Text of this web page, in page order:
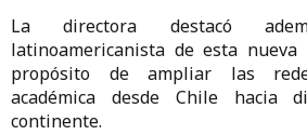
La directora destacó
latinoamericanista de esta nueva
propósito de ampliar las
académica desde Chile hacia
continente.